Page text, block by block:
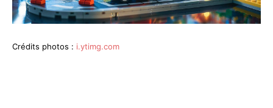
Crédits photos : i.ytimg.com